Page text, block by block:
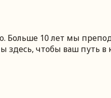
Больше 10 лет мы
чтобы ваш путь в